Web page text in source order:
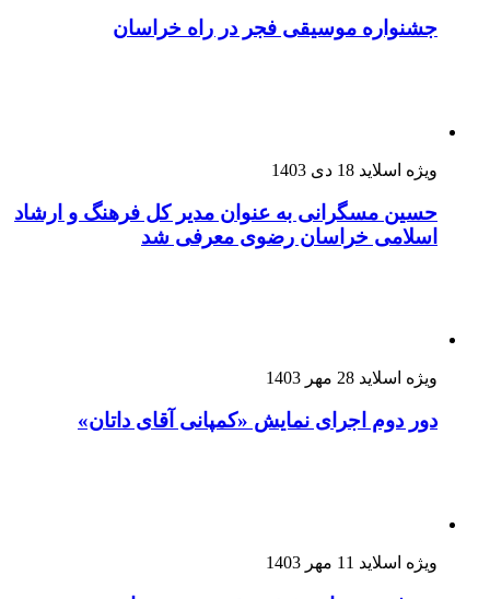
جشنواره موسیقی فجر در راه خراسان
ویژه اسلاید 18 دی 1403
حسین مسگرانی به عنوان مدیر کل فرهنگ و ارشاد
اسلامی خراسان رضوی معرفی شد
ویژه اسلاید 28 مهر 1403
دور دوم اجرای نمایش «کمپانی آقای داتان»
ویژه اسلاید 11 مهر 1403